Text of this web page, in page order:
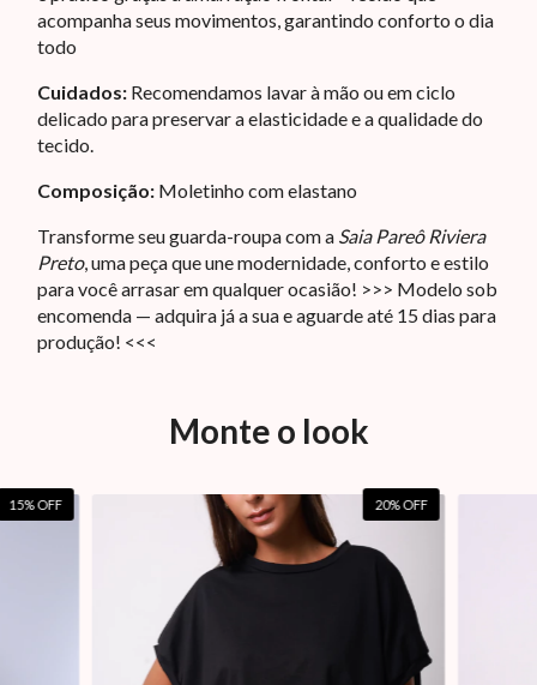
acompanha seus movimentos, garantindo conforto o dia
todo
Cuidados: Recomendamos lavar à mão ou em ciclo
delicado para preservar a elasticidade e a qualidade do
tecido.
Composição: Moletinho com elastano
Transforme seu guarda-roupa com a Saia Pareô Riviera
Preto, uma peça que une modernidade, conforto e estilo
para você arrasar em qualquer ocasião! >>> Modelo sob
encomenda — adquira já a sua e aguarde até 15 dias para
produção! <<<
Monte o look
15% OFF 20% OFF